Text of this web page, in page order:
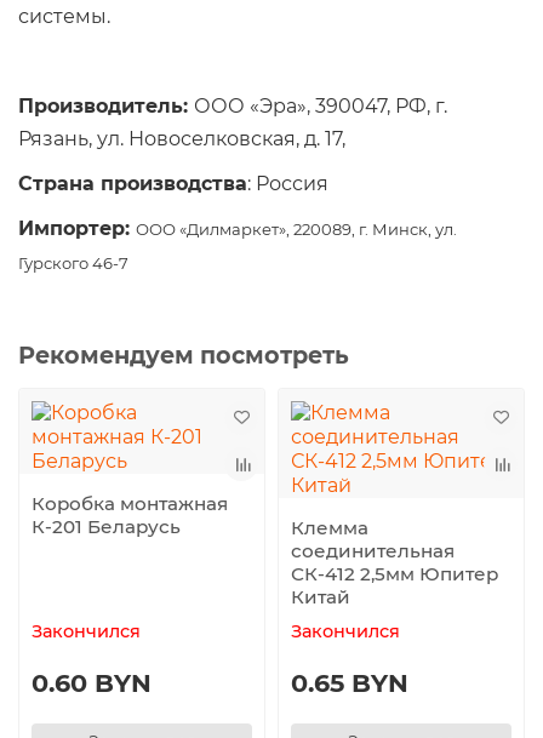
системы.
Производитель: ООО «Эра», 390047, РФ, г.
Рязань, ул. Новоселковская, д. 17,
Страна производства: Россия
Импортер: ООО «Дилмаркет», 220089, г. Минск, ул.
Гурского 46-7
Рекомендуем посмотреть
Коробка монтажная
К-201 Беларусь
Закончился
0.60 BYN
Клемма
соединительная
СК-412 2,5мм Юпитер
Китай
Закончился
0.65 BYN